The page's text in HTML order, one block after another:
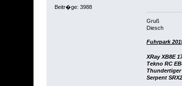
Beitr�ge: 3988
Gruß
Diesch
Fuhrpark
XRay XB8E
Tekno RC
Thundertiger
Serpent